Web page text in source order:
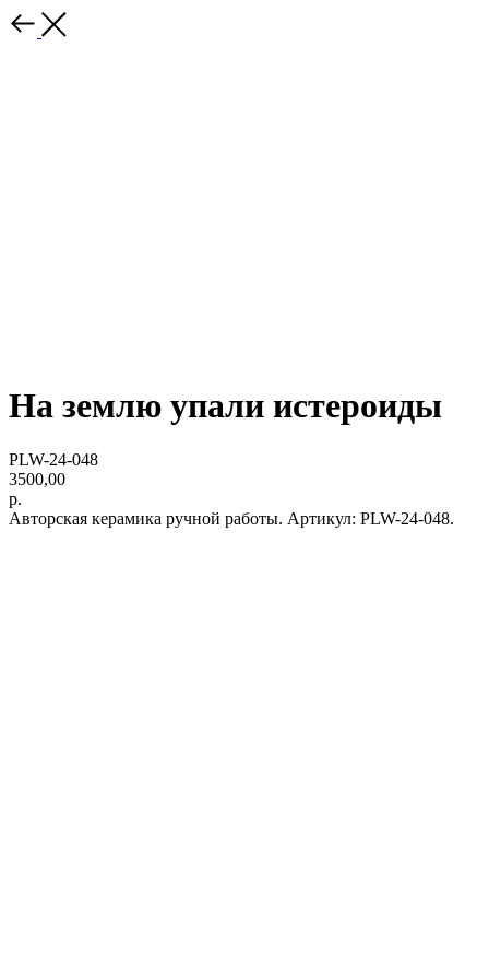
На землю упали истероиды
PLW-24-048
3500,00
р.
Авторская керамика ручной работы. Артикул: PLW-24-048.